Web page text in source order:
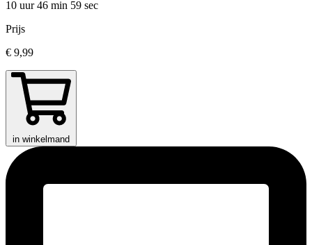
10 uur 46 min 59 sec
Prijs
€ 9,99
in winkelmand